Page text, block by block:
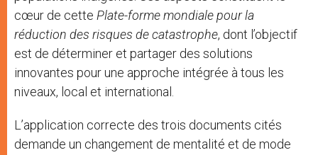
cœur de cette Plate-forme mondiale pour la
réduction des risques de catastrophe, dont l’objectif
est de déterminer et partager des solutions
innovantes pour une approche intégrée à tous les
niveaux, local et international.
L’application correcte des trois documents cités
demande un changement de mentalité et de mode